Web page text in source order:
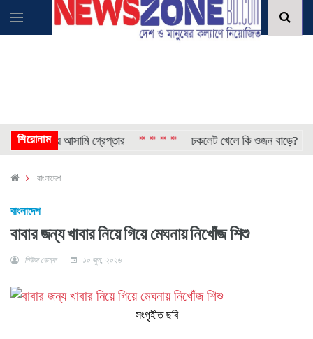
শিরোনাম
২ ঘণ্টায় আসামি গ্রেপ্তার * * * * চকলেট খেলে কি ওজন বাড়ে? *
বাংলাদেশ
বাংলাদেশ
বাবার জন্য খাবার নিয়ে গিয়ে মেঘনায় নিখোঁজ শিশু
নিউজ ডেস্ক ১০ জুন, ২০২৬
সংগৃহীত ছবি